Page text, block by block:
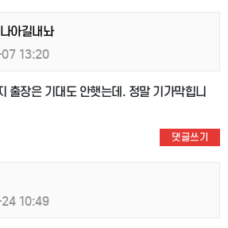
아길내놔
13:20
출장은 기대도 안햇는데. 정말 기가막힙니
댓글쓰기
10:49